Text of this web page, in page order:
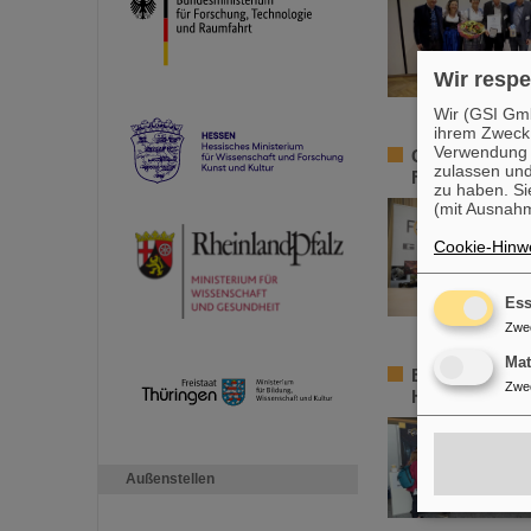
Außenstellen
GSI/FAIR
Element
Hessischen
Wir
Wir (GSI
ihrem
zulassen
zu haben.
(mit
Cookie-